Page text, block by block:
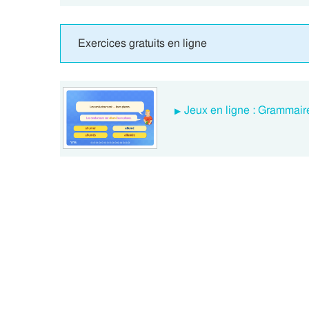
Exercices gratuits en ligne
Jeux en ligne :